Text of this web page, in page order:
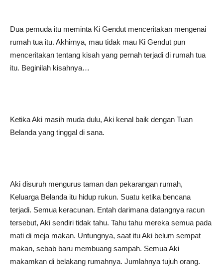
Dua pemuda itu meminta Ki Gendut menceritakan mengenai
rumah tua itu. Akhirnya, mau tidak mau Ki Gendut pun
menceritakan tentang kisah yang pernah terjadi di rumah tua
itu. Beginilah kisahnya…
Ketika Aki masih muda dulu, Aki kenal baik dengan Tuan
Belanda yang tinggal di sana.
Aki disuruh mengurus taman dan pekarangan rumah,
Keluarga Belanda itu hidup rukun. Suatu ketika bencana
terjadi. Semua keracunan. Entah darimana datangnya racun
tersebut, Aki sendiri tidak tahu. Tahu tahu mereka semua pada
mati di meja makan. Untungnya, saat itu Aki belum sempat
makan, sebab baru membuang sampah. Semua Aki
makamkan di belakang rumahnya. Jumlahnya tujuh orang.